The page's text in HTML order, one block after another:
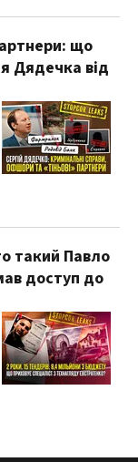
що
Дядечка від
такий Павло
доступ до